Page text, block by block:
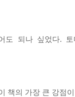
금 행진 · 발효의 과
대학교 · 로이즈 보
도 되나 싶었다.
책의 가장 큰 강점